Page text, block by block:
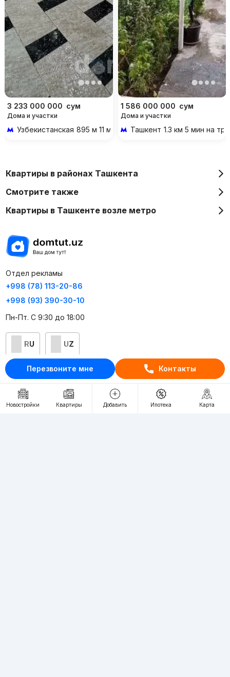
Перезвоните мне Контакты
3 233 000 000 сум
Дома и участки
Узбекистанская 895 м 11 мин пешком
1 586 000 000 сум
Дома и участки
Ташкент 1.3 км 5 мин на
Новостройки Квартиры Добавить Ипотека Карта
Квартиры в районах Ташкента
Смотрите также
Квартиры в Ташкенте возле метро
Отдел рекламы
+998 (78) 113-20-86
+998 (93) 390-30-10
Пн-Пт. С 9:30 до 18:00
RU UZ
Контакты
О проекте
Проект компании Webnow ©